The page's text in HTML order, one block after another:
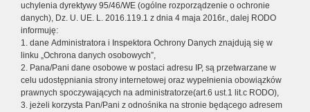
uchylenia dyrektywy 95/46/WE (ogólne rozporządzenie o ochronie
danych), Dz. U. UE. L. 2016.119.1 z dnia 4 maja 2016r., dalej RODO
informuję:
1. dane Administratora i Inspektora Ochrony Danych znajdują się w
linku „Ochrona danych osobowych”,
2. Pana/Pani dane osobowe w postaci adresu IP, są przetwarzane w
celu udostępniania strony internetowej oraz wypełnienia obowiązków
prawnych spoczywających na administratorze(art.6 ust.1 lit.c RODO),
3. jeżeli korzysta Pan/Pani z odnośnika na stronie będącego adresem